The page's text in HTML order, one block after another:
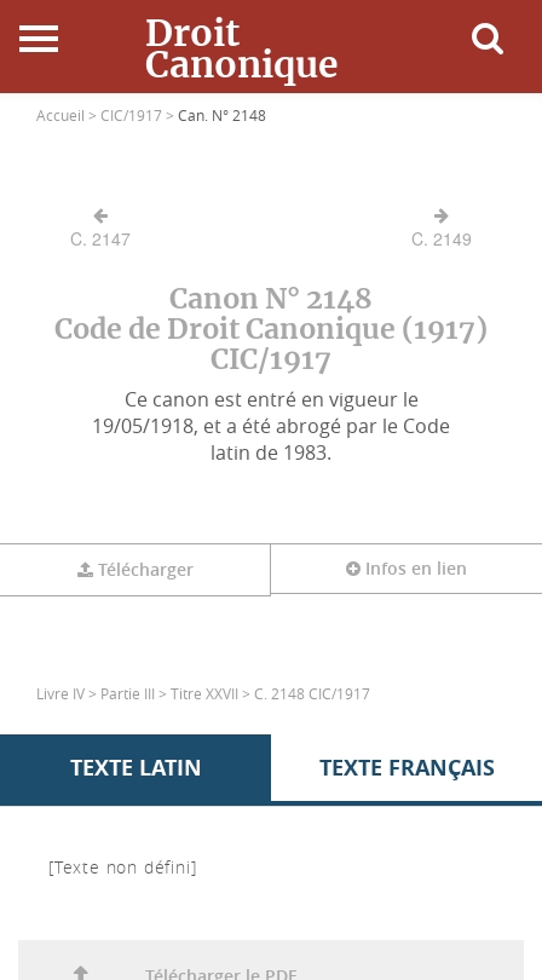
Droit
Canonique
Accueil
Ressources
Accueil > CIC/1917 > Can. N° 2148
C. 2147 C. 2149
Canon N° 2148
Code de Droit Canonique (1917)
CIC/1917
Ce canon est entré en vigueur le
19/05/1918, et a été abrogé par le Code
latin de 1983.
Télécharger Infos en lien
Livre IV > Partie III > Titre XXVII > C. 2148 CIC/1917
TEXTE LATIN TEXTE FRANÇAIS
[Texte non défini]